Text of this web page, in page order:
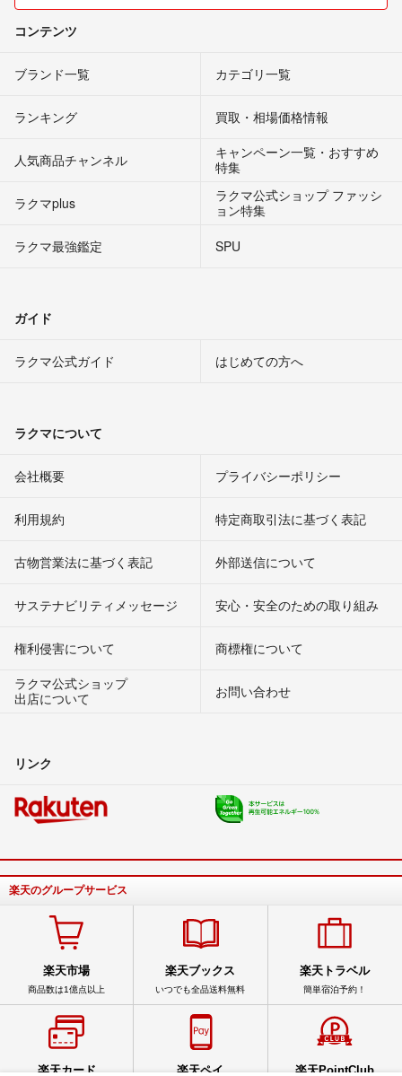
コンテンツ
ブランド一覧 カテゴリ一覧
ランキング 買取・相場価格情報
人気商品チャンネル
キャンペーン一覧・おすすめ
特集
ラクマplus
ラクマ公式ショップ ファッシ
ョン特集
ラクマ最強鑑定
SPU
ガイド
ラクマ公式ガイド はじめての方へ
ラクマについて
会社概要 プライバシーポリシー
利用規約 特定商取引法に基づく表記
古物営業法に基づく表記 外部送信について
サステナビリティメッセージ 安心・安全のための取り組み
権利侵害について
商標権について
ラクマ公式ショップ
出店について
お問い合わせ
リンク
楽天のグループサービス
楽天市場
商品数は1億点以上
楽天ブックス
いつでも全品送料無料
楽天トラベル
簡単宿泊予約！
楽天カード 楽天ペイ 楽天PointClub